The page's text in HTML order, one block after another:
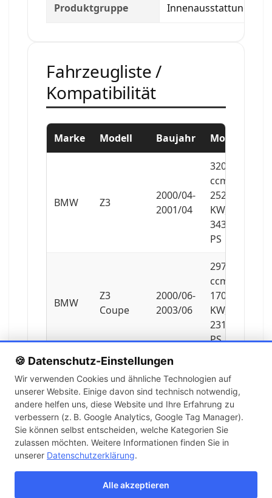
🍪 Datenschutz-Einstellungen
Wir verwenden Cookies und ähnliche Technologien auf
unserer Website. Einige davon sind technisch notwendig,
andere helfen uns, diese Website und Ihre Erfahrung zu
verbessern (z. B. Google Analytics, Google Tag Manager).
Sie können selbst entscheiden, welche Kategorien Sie
zulassen möchten. Weitere Informationen finden Sie in
unserer Datenschutzerklärung.
Alle akzeptieren
Produktgruppe Innenausstattung
Fahrzeugliste /
Kompatibilität
Marke Modell Baujahr Motor
BMW Z3
2000/04-
2001/04
3201
ccm,
252
KW,
343
PS
BMW
Z3
Coupe
2000/06-
2003/06
2979
ccm,
170
KW,
231
PS
BMW
Z3
Coupe
2000/08-
2003/06
ccm,
252
KW,
343
PS